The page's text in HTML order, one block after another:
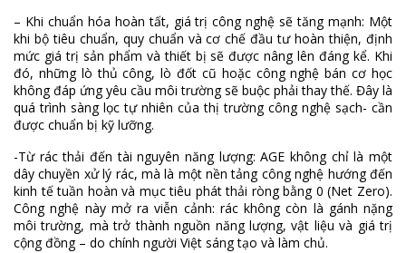
– Khi chuẩn hóa hoàn tất, giá trị công nghệ sẽ tăng mạnh: Một
khi bộ tiêu chuẩn, quy chuẩn và cơ chế đầu tư hoàn thiện, định
mức giá trị sản phẩm và thiết bị sẽ được nâng lên đáng kể. Khi
đó, những lò thủ công, lò đốt cũ hoặc công nghệ bán cơ học
không đáp ứng yêu cầu môi trường sẽ buộc phải thay thế. Đây là
quá trình sàng lọc tự nhiên của thị trường công nghệ sạch- cần
được chuẩn bị kỹ lưỡng.
-Từ rác thải đến tài nguyên năng lượng: AGE không chỉ là một
dây chuyền xử lý rác, mà là một nền tảng công nghệ hướng đến
kinh tế tuần hoàn và mục tiêu phát thải ròng bằng 0 (Net Zero).
Công nghệ này mở ra viễn cảnh: rác không còn là gánh nặng
môi trường, mà trở thành nguồn năng lượng, vật liệu và giá trị
cộng đồng – do chính người Việt sáng tạo và làm chủ.